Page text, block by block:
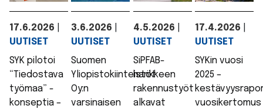
17.6.2026
UUTISET
SYK pilotoi
“Tiedostava
työmaa” -
konseptia –
3.6.2026
UUTISET
Suomen
Yliopistokiinteistöt
Oy:n
varsinaisen
4.5.2026
UUTISET
SiPFAB-
hankkeen
rakennustyöt
alkavat
17.4.2026
UUTISET
SYKin vuosi
2025 –
vuosikertomus